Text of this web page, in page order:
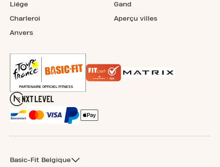
Liége
Charleroi
Anvers
Gand
Aperçu villes
Basic-Fit Belgique